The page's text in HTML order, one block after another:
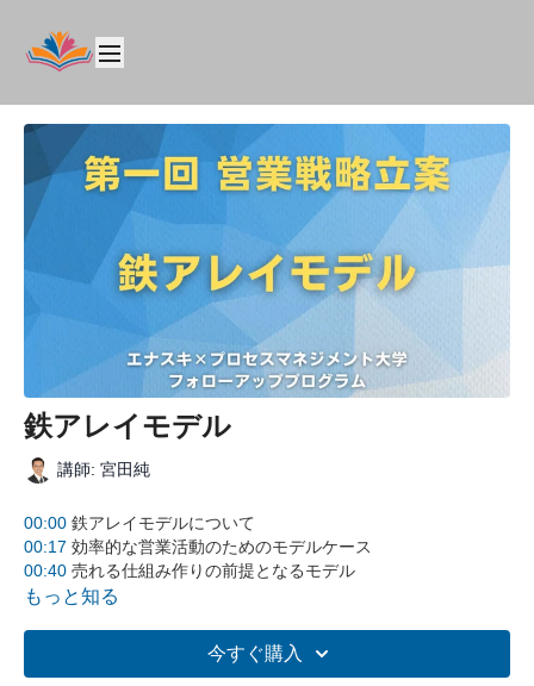
鉄アレイモデル
講師: 宮田純
00:00 鉄アレイモデルについて
00:17 効率的な営業活動のためのモデルケース
00:40 売れる仕組み作りの前提となるモデル
00:52ターゲットとアプローチの設定
鉄アレイモデルの完成
USP（ユニークセリングプロポジション）の重要性
もっと知る
今すぐ購入